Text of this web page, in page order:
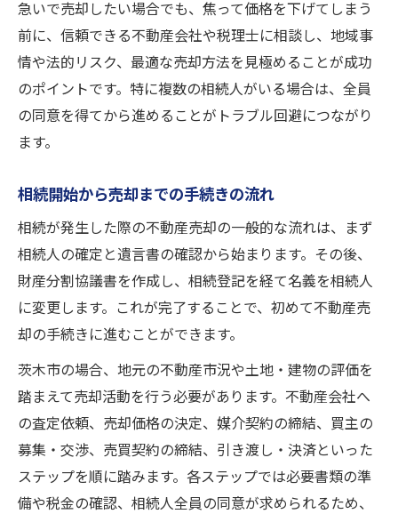
急いで売却したい場合でも、焦って価格を下げてしまう
前に、信頼できる不動産会社や税理士に相談し、地域事
情や法的リスク、最適な売却方法を見極めることが成功
のポイントです。特に複数の相続人がいる場合は、全員
の同意を得てから進めることがトラブル回避につながり
ます。
相続開始から売却までの手続きの流れ
相続が発生した際の不動産売却の一般的な流れは、まず
相続人の確定と遺言書の確認から始まります。その後、
財産分割協議書を作成し、相続登記を経て名義を相続人
に変更します。これが完了することで、初めて不動産売
却の手続きに進むことができます。
茨木市の場合、地元の不動産市況や土地・建物の評価を
踏まえて売却活動を行う必要があります。不動産会社へ
の査定依頼、売却価格の決定、媒介契約の締結、買主の
募集・交渉、売買契約の締結、引き渡し・決済といった
ステップを順に踏みます。各ステップでは必要書類の準
備や税金の確認、相続人全員の同意が求められるため、